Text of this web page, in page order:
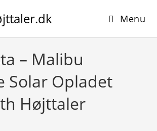
Menu
– Malibu
Solar Opladet
Højttaler